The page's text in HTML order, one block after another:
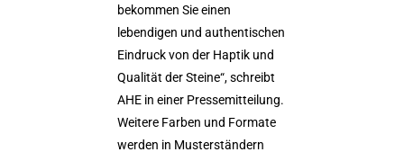
bekommen Sie einen
lebendigen und authentischen
Eindruck von der Haptik und
Qualität der Steine“, schreibt
AHE in einer Pressemitteilung.
Weitere Farben und Formate
werden in Musterständern